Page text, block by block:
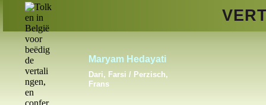
Claudia H. P. Hoogewijs
Engels, Frans, Portugees